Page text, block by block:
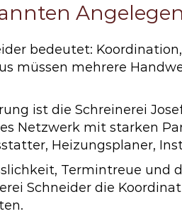
bedeutet:
müssen mehrere
ist die Schreinerei
Netzwerk mit starken
Heizungsplaner,
Termintreue
Schneider die